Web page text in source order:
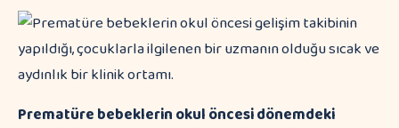
Prematüre bebeklerin okul öncesi dönemdeki